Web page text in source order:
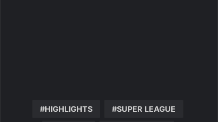
HIGHLIGHTS SUPER LEAGUE